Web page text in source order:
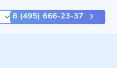
8 (495) 666-23-37